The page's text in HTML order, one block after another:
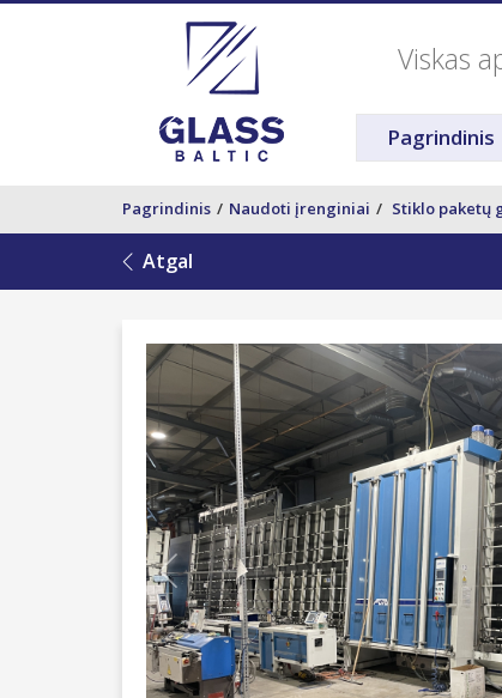
Viskas
Pagrindinis
Pagrindinis Naudoti įrenginiai Stiklo paketų
Atgal